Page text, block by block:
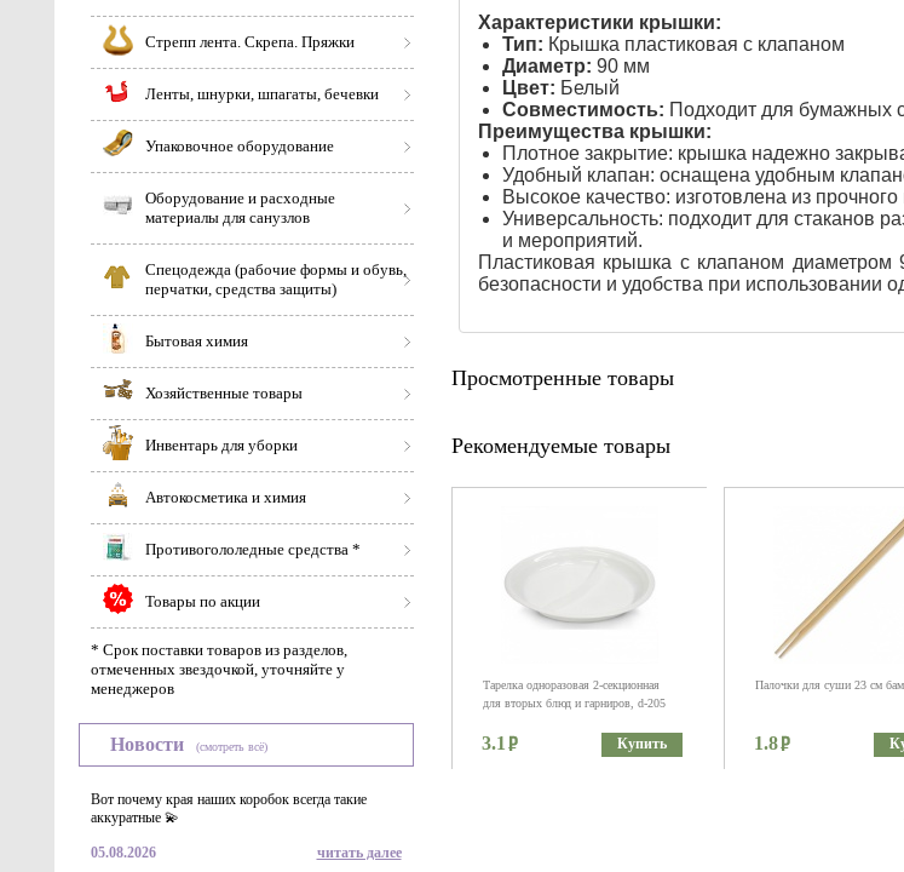
Стрепп лента. Скрепа. Пряжки
Ленты, шнурки, шпагаты, бечевки
Упаковочное оборудование
Оборудование и расходные
материалы для санузлов
Спецодежда (рабочие формы и обувь,
перчатки, средства защиты)
Бытовая химия
Хозяйственные товары
Инвентарь для уборки
Автокосметика и химия
Противогололедные средства *
Товары по акции
* Срок поставки товаров из разделов,
отмеченных звездочкой, уточняйте у
менеджеров
Новости (смотреть всё)
Вот почему края наших коробок всегда такие
аккуратные 💫
05.08.2026
читать далее
Характеристики крышки:
Тип: Крышка пластиковая с клапаном
Диаметр: 90 мм
Цвет: Белый
Совместимость: Подходит для бумажных
Преимущества крышки:
Плотное закрытие: крышка надежно
Удобный клапан: оснащена удобным
Высокое качество: изготовлена из
Универсальность: подходит для стаканов
и мероприятий.
Пластиковая крышка с клапаном
безопасности и удобства при
Просмотренные товары
Рекомендуемые товары
Тарелка одноразовая 2-секционная
для вторых блюд и гарниров, d-205
3.1 Купить
Палочки для суши 23 см
1.8